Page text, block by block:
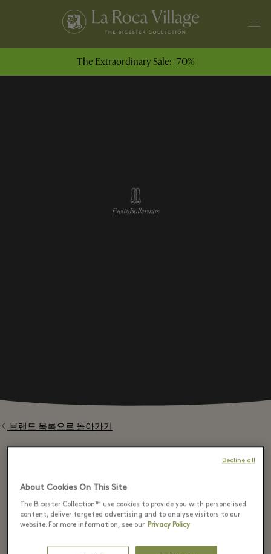
The Extraordinary Sale: -70%
브랜드 목록으로 돌아가기
Discover Mascaró
About Cookies On This Site
The Bicester Collection™ use cookies to provide you with personalised
content, deliver targeted advertising and to analyse visitors to our
website. For more information, see our Privacy Policy
Decline all